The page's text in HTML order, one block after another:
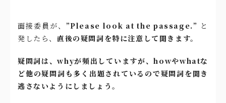
面接委員が、 ”Please look at the passage.” と
発したら、 直後の疑問詞を特に注意して聞きます。
疑問詞は、whyが頻出していますが、howやwhatな
ど他の疑問詞も多く出題されているので疑問詞を聞き
逃さないようにしましょう。